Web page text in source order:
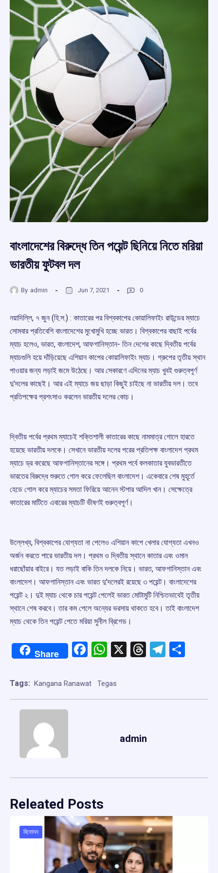
বাংলাদেশের বিরুদ্ধে তিন পয়েন্ট ছিনিয়ে নিতে মরিয়া
ভারতীয় ফুটবল দল
By admin Jun 7, 2021 0
নয়াদিল্লি, ৭ জুন (হি.স.) : কাতারের পর বিশ্বকাপের কোয়ালিফাইং রাউন্ডের ম্যাচে
সোমবার প্রতিবেশি বাংলাদেশের মুখোমুখি হচ্ছে ভারত। বিশ্বকাপের বাছাই পর্বের
ম্যাচ হলেও, ভারত, বাংলাদেশ, আফগানিস্তান- তিন দেশের কাছে দ্বিতীয় পর্বের
ম্যাচগুলি হয়ে দাঁড়িয়েছে এশিয়ান কাপের কোয়ালিফাইং ম্যাচ। গ্রুপের তৃতীয় স্থান
পাওয়ার জন্য লড়াই জমে উঠেছে। আর সেকারণে এদিনের ম্যাচ খুবই গুরুত্বপূর্ণ
দু’দলের কাছেই। আর এই ম্যাচে জয় ছাড়া কিছুই চাইছে না ভারতীয় দল। তবে
প্রতিপক্ষের প্রশংসাও করলেন ভারতীয় দলের কোচ।
দ্বিতীয় পর্বের প্রথম ম্যাচেই শক্তিশালী কাতারের কাছে নামমাত্র গোলে হারতে
হয়েছে ভারতীয় দলকে। সেখানে ভারতীয় দলের পরের প্রতিপক্ষ বাংলাদেশ প্রথম
ম্যাচে ড্র করেছে আফগানিস্তানের সঙ্গে। প্রথম পর্বে কলকাতার যুবভারতীতে
ভারতের বিরুদ্ধে শুরুতে গোল করে ফেলেছিল বাংলাদেশ। একেবারে শেষ মুহূর্তে
হেডে গোল করে ম্যাচের সমতা ফিরিয়ে আনেন স্টপার আদিল খান। সেক্ষেত্রে
কাতারের মাটিতে এবারের ম্যাচটি ভীষণই গুরুত্বপূর্ণ।
উল্লেখ্য, বিশ্বকাপের যোগ্যতা না পেলেও এশিয়ান কাপে খেলার যোগ্যতা এখনও
অর্জন করতে পারে ভারতীয় দল। প্রথম ও দ্বিতীয় স্থানে কাতার এবং ওমান
ধরাছোঁয়ার বাইরে। যত লড়াই বাকি তিন দলকে নিয়ে। ভারত, আফগানিস্তান এবং
বাংলাদেশ। আফগানিস্তান এবং ভারত দু’দলেরই রয়েছে ৩ পয়েন্ট। বাংলাদেশের
পয়েন্ট ২। দুই ম্যাচ থেকে চার পয়েন্ট পেলেই ভারত মোটামুটি নিশ্চিতভাবেই তৃতীয়
স্থানে শেষ করবে। তার কম পেলে অন্যের ভরসায় থাকতে হবে। তাই বাংলাদেশ
ম্যাচ থেকে তিন পয়েন্ট পেতে মরিয়া সুনীল ব্রিগেড।
Share Facebook
WhatsApp
X Threads
Tags: Kangana Ranawat Tegas
admin
Releated Posts
বিনোদন